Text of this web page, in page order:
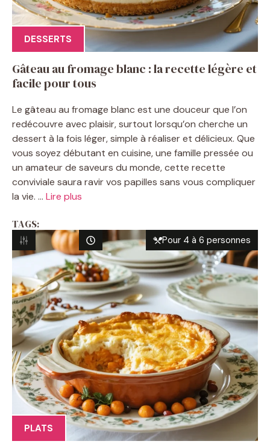
DESSERTS
Gâteau au fromage blanc : la recette légère et
facile pour tous
Le gâteau au fromage blanc est une douceur que l’on
redécouvre avec plaisir, surtout lorsqu’on cherche un
dessert à la fois léger, simple à réaliser et délicieux. Que
vous soyez débutant en cuisine, une famille pressée ou
un amateur de saveurs du monde, cette recette
conviviale saura ravir vos papilles sans vous compliquer
la vie. ... Lire plus
TAGS:
Pour 4 à 6 personnes
PLATS